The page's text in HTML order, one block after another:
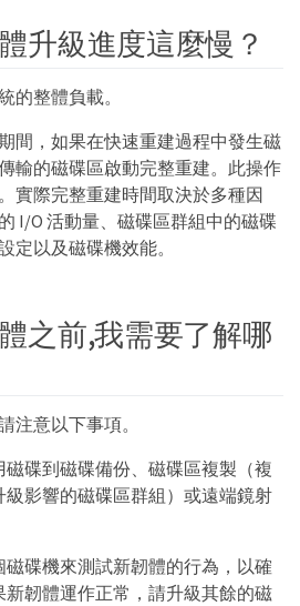
升級進度這麼慢？
的整體負載。
間，如果在快速重建過程中發生磁
輸的磁碟區啟動完整重建。此操作
實際完整重建時間取決於多種因
I/O 活動量、磁碟區群組中的磁碟
定以及磁碟機效能。
之前,我需要了解哪
注意以下事項。
碟到磁碟備份、磁碟區複製（複
影響的磁碟區群組）或遠端鏡射
碟機來測試新韌體的行為，以確
韌體運作正常，請升級其餘的磁